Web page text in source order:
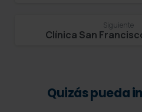
Siguiente
Quizás pueda